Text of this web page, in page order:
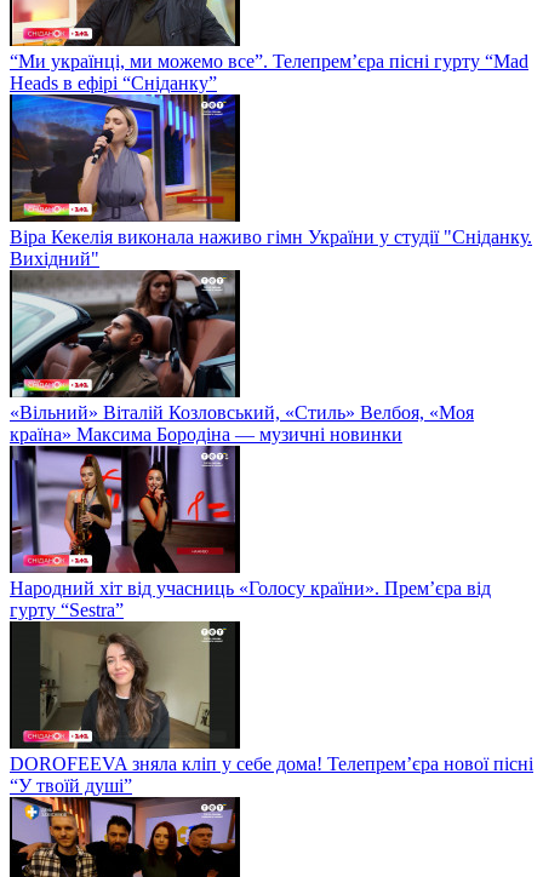
“Ми українці, ми можемо все”. Телепрем’єра пісні гурту “Mad
Heads в ефірі “Сніданку”
Віра Кекелія виконала наживо гімн України у студії "Сніданку.
Вихідний"
«Вільний» Віталій Козловський, «Стиль» Велбоя, «Моя
країна» Максима Бородіна — музичні новинки
Народний хіт від учасниць «Голосу країни». Прем’єра від
гурту “Sestra”
DOROFEEVA зняла кліп у себе дома! Телепрем’єра нової пісні
“У твоїй душі”